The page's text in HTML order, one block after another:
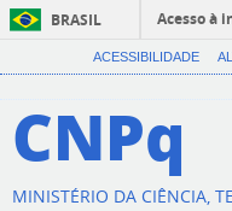
BRASIL
Acesso à
ACESSIBILIDADE
CNPq
MINISTÉRIO DA CIÊNCIA,